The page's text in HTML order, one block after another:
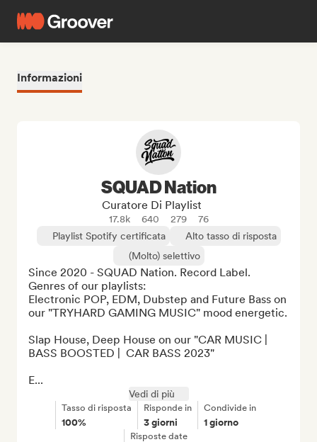
Informazioni
SQUAD Nation
Curatore Di Playlist
17.8k 640 279
76
Playlist Spotify certificata
Alto tasso di risposta
(Molto) selettivo
Since 2020 - SQUAD Nation. Record Label.
Genres of our playlists:
Electronic POP, EDM, Dubstep and Future Bass on
our "TRYHARD GAMING MUSIC" mood energetic.
Slap House, Deep House on our "CAR MUSIC |
BASS BOOSTED |  CAR BASS 2023"
E...
Vedi di più
Tasso di risposta
100%
Risponde in
3 giorni
Condivide in
1 giorno
Risposte date